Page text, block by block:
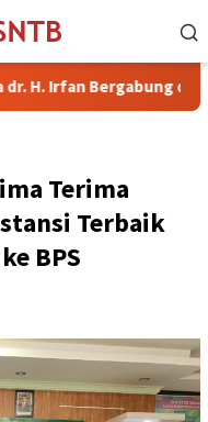
di Retreat
Terima
Terbaik
BPS